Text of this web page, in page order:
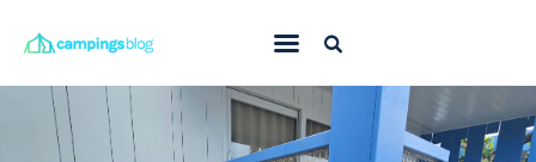
Con mascota